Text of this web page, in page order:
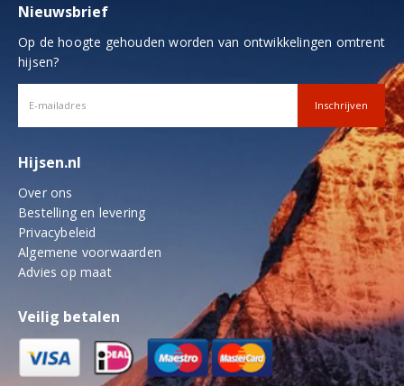
Nieuwsbrief
Op de hoogte gehouden worden van ontwikkelingen omtrent
hijsen?
Hijsen.nl
Over ons
Bestelling en levering
Privacybeleid
Algemene voorwaarden
Advies op maat
Veilig betalen